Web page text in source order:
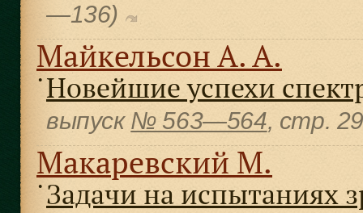
—136)
Майкельсон А. А.
● Новейшие успехи
выпуск № 563—564, cтр.
Макаревский М.
● Задачи на испытаниях